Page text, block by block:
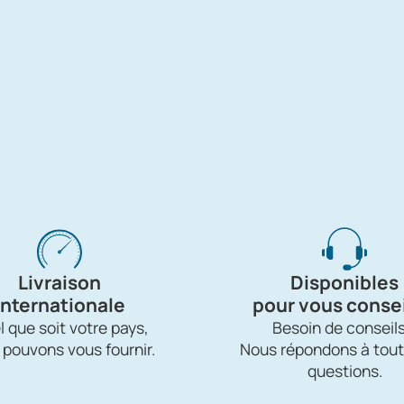
Livraison
que soit votre pays,
vous fournir.
Disponibles
pour vous
Besoin de
Nous répondons à
questions.